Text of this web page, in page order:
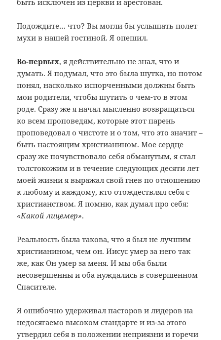
Подождите… что? Вы могли бы услышать полет
мухи в нашей гостиной. Я опешил.
Во-первых, я действительно не знал, что и
думать. Я подумал, что это была шутка, но потом
понял, насколько испорченными должны быть
мои родители, чтобы шутить о чем-то в этом
роде. Сразу же я начал мысленно возвращаться
ко всем проповедям, которые этот парень
проповедовал о чистоте и о том, что это значит –
быть настоящим христианином. Мое сердце
сразу же почувствовало себя обманутым, я стал
толстокожим и в течение следующих десяти лет
моей жизни я выражал свой гнев по отношению
к любому и каждому, кто отождествлял себя с
христианством. Я помню, как думал про себя:
«Какой лицемер».
Реальность была такова, что я был не лучшим
христианином, чем он. Иисус умер за него так
же, как Он умер за меня. И мы оба были
несовершенны и оба нуждались в совершенном
Спасителе.
Я ошибочно удерживал пасторов и лидеров на
недосягаемо высоком стандарте и из-за этого
утвердил себя в положении неприязни и горечи